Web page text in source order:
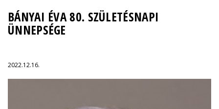
BÁNYAI ÉVA 80. SZÜLETÉSNAPI
ÜNNEPSÉGE
2022.12.16.